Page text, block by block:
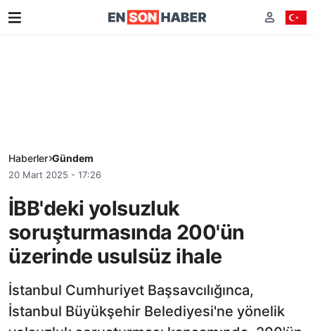
Haberler Gündem
20 Mart 2025 - 17:26
İBB'deki yolsuzluk
soruşturmasında 200'ün
üzerinde usulsüz ihale
İstanbul Cumhuriyet Başsavcılığınca,
İstanbul Büyükşehir Belediyesi'ne yönelik